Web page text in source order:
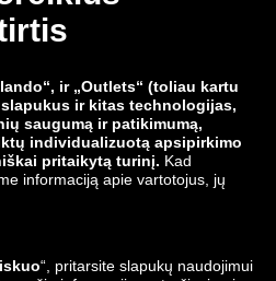
Mokėjimo būdai
Siuntimo ir pristatymo